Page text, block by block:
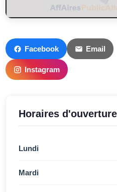
Facebook Email
Instagram
Horaires d'ouverture
Lundi
Mardi